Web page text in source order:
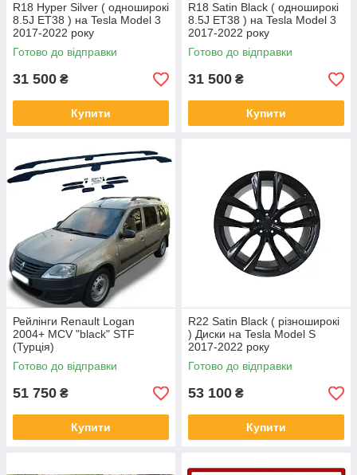
R18 Hyper Silver ( одноширокі
8.5J ET38 ) на Tesla Model 3
2017-2022 року
Готово до відправки
31 500 ₴
Купити
R18 Satin Black ( одноширокі
8.5J ET38 ) на Tesla Model 3
2017-2022 року
Готово до відправки
31 500 ₴
Купити
Рейлінги Renault Logan
2004+ MCV "black" STF
(Турція)
Готово до відправки
51 750 ₴
Купити
R22 Satin Black ( різноширокі
) Диски на Tesla Model S
2017-2022 року
Готово до відправки
53 100 ₴
Купити